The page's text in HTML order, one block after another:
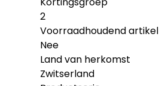
2
Voorraadhoudend artikel
Nee
Land van herkomst
Zwitserland